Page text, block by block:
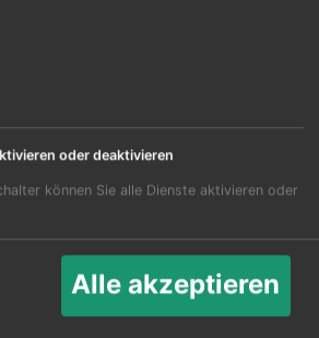
häufigsten Flugziele ab
oder deaktivieren
können Sie alle Dienste aktivieren oder
Alle akzeptieren